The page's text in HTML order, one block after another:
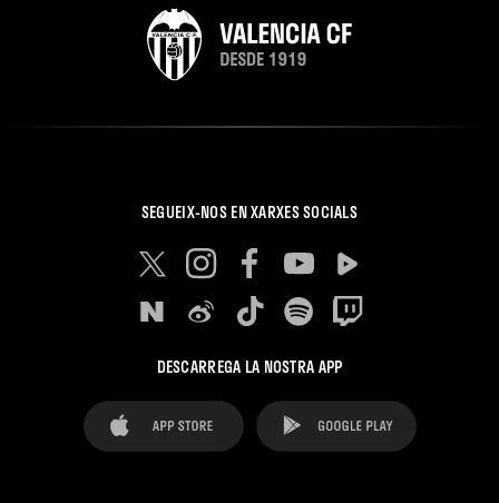
SEGUEIX-NOS EN XARXES SOCIALS
DESCARREGA LA NOSTRA APP